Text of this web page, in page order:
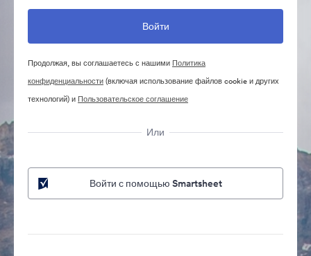
Продолжая, вы соглашаетесь с нашими Политика
конфиденциальности(включая использование файлов cookie и других
технологий) и Пользовательское соглашение
Или
Войти с помощью Smartsheet